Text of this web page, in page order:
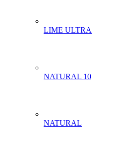
LIME ULTRA
NATURAL 10
NATURAL